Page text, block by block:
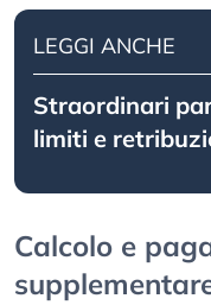
LEGGI ANCHE
Straordinari
limiti e
Calcolo e